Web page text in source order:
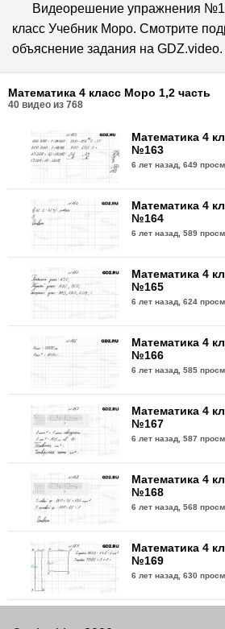
Видеорешение упражнения
класс Учебник Моро. Смотрите
объяснение задания на GDZ.video.
Математика 4 класс Моро 1,2 часть
40 видео из 768
Математика 4
№163
6 лет назад,649
Математика 4
№164
6 лет назад,589
Математика 4
№165
6 лет назад,624
Математика 4
№166
6 лет назад,585
Математика 4
№167
6 лет назад,587
Математика 4
№168
6 лет назад,568
Математика 4
№169
6 лет назад,630